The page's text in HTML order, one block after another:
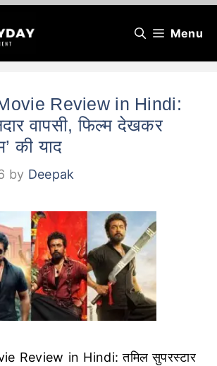
Menu
Review in Hindi:
वापसी, फिल्म देखकर
की याद
by Deepak
Review in Hindi: तमिल सुपरस्टार